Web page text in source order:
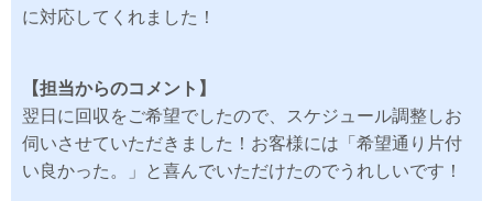
に対応してくれました！
【担当からのコメント】
翌日に回収をご希望でしたので、スケジュール調整しお
伺いさせていただきました！お客様には「希望通り片付
い良かった。」と喜んでいただけたのでうれしいです！